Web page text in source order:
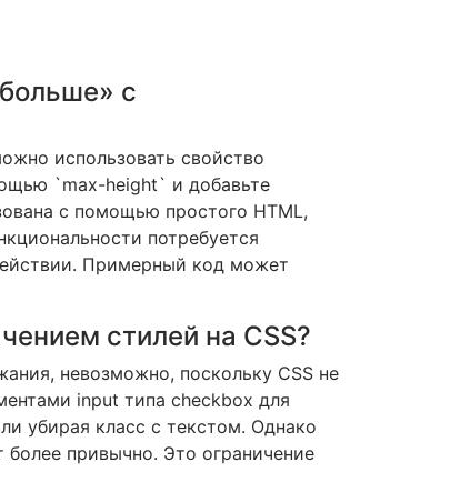
с
использовать свойство
`max-height` и добавьте
с помощью простого HTML,
потребуется
Примерный код может
стилей на CSS?
невозможно, поскольку CSS не
input типа checkbox для
убирая класс с текстом. Однако
более привычно. Это ограничение